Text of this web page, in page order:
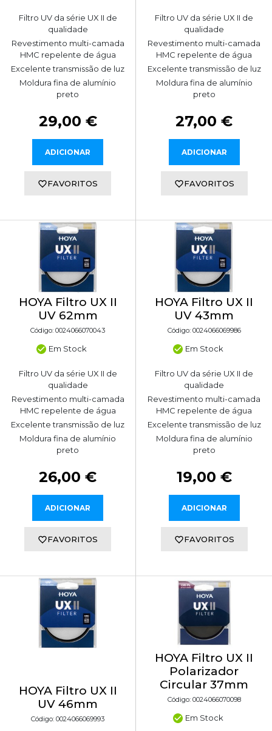
Filtro UV da série UX II de
qualidade
Revestimento multi-camada
HMC repelente de água
Excelente transmissão de luz
Moldura fina de alumínio
preto
29,00 €
ADICIONAR
FAVORITOS
Filtro UV da série UX II de
qualidade
Revestimento multi-camada
HMC repelente de água
Excelente transmissão de luz
Moldura fina de alumínio
preto
27,00 €
ADICIONAR
FAVORITOS
HOYA Filtro UX II
UV 62mm
Código: 0024066070043
Em Stock
Filtro UV da série UX II de
qualidade
Revestimento multi-camada
HMC repelente de água
Excelente transmissão de luz
Moldura fina de alumínio
preto
26,00 €
ADICIONAR
FAVORITOS
HOYA Filtro UX II
UV 43mm
Código: 0024066069986
Em Stock
Filtro UV da série UX II de
qualidade
Revestimento multi-camada
HMC repelente de água
Excelente transmissão de luz
Moldura fina de alumínio
preto
19,00 €
ADICIONAR
FAVORITOS
HOYA Filtro UX II
UV 46mm
Código: 0024066069993
HOYA Filtro UX II
Polarizador
Circular 37mm
Código: 0024066070098
Em Stock